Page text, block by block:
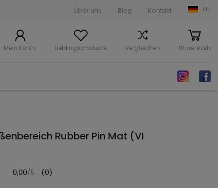
Über uns Blog Kontakt DE
Mein Konto Lieblingsprodukte Vergleichen Warenkorb
Rubber Pin Mat (VI
0,00/5 (0)